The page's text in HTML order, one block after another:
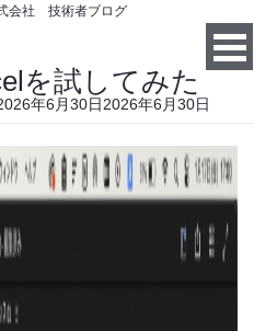
会社 技術者ブログ
を試してみた
年6月30日2026年6月30日